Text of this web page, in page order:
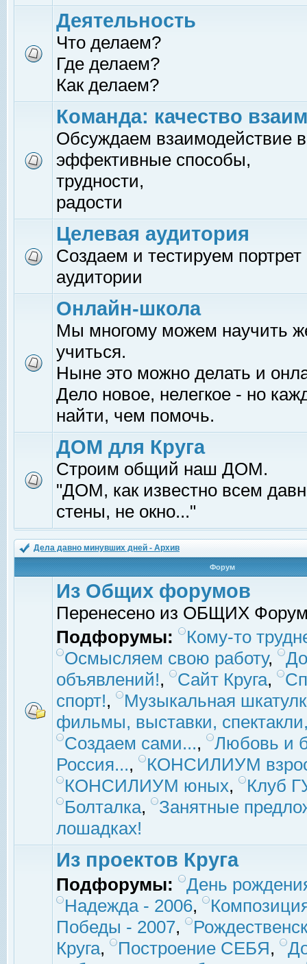
Деятельность
Что делаем?
Где делаем?
Как делаем?
Команда: качество
Обсуждаем взаимодействие
эффективные способы,
трудности,
радости
Целевая аудитория
Создаем и тестируем
аудитории
Онлайн-школа
Мы многому можем научить
учиться.
Ныне это можно делать и
Дело новое, нелегкое - но
найти, чем помочь.
ДОМ для Круга
Строим общий наш ДОМ.
"ДОМ, как известно всем
стены, не окно..."
Дела давно минувших дней - Архив
Форум
Из Общих форумов
Перенесено из ОБЩИХ
Подфорумы:
Кому-то
Осмысляем свою работу,
объявлений!, Сайт Круга,
спорт!,
Музыкальная
фильмы, выставки,
Создаем сами...,
Любовь и
Россия...,
КОНСИЛИУМ
КОНСИЛИУМ юных,
Клуб
Болталка,
Занятные
лошадках!
Из проектов Круга
Подфорумы:
День
Надежда - 2006,
Победы - 2007,
Круга, Построение СЕБЯ,